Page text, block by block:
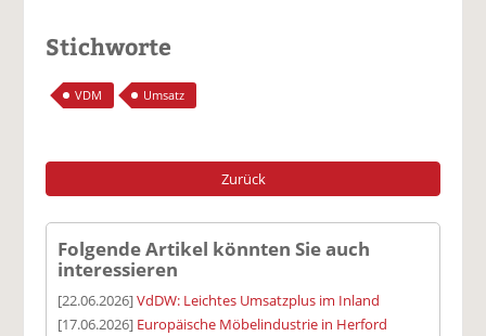
Stichworte
VDM Umsatz
Zurück
Folgende Artikel könnten Sie auch
interessieren
[22.06.2026]VdDW: Leichtes Umsatzplus im Inland
[17.06.2026] Europäische Möbelindustrie in Herford